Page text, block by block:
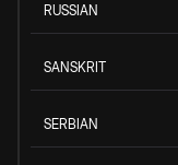
RUSSIAN
SANSKRIT
SERBIAN